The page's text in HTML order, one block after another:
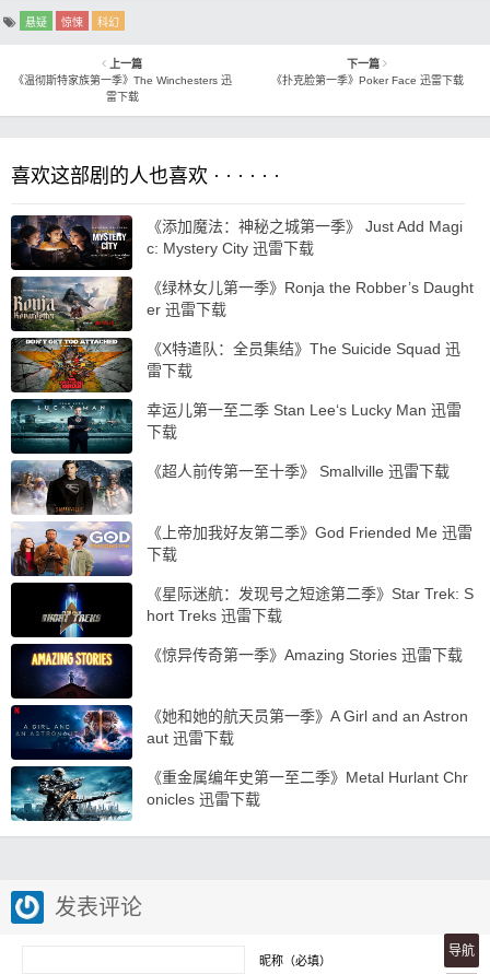
悬疑 惊悚 科幻
上一篇
《温彻斯特家族第一季》The Winchesters 迅
雷下载
下一篇
《扑克脸第一季》Poker Face 迅雷下载
喜欢这部剧的人也喜欢 · · · · · ·
《添加魔法：神秘之城第一季》 Just Add Magi
c: Mystery City 迅雷下载
《绿林女儿第一季》Ronja the Robber’s Daught
er 迅雷下载
《X特遣队：全员集结》The Suicide Squad 迅
雷下载
幸运儿第一至二季 Stan Lee‘s Lucky Man 迅雷
下载
《超人前传第一至十季》 Smallville 迅雷下载
《上帝加我好友第二季》God Friended Me 迅雷
下载
《星际迷航：发现号之短途第二季》Star Trek: S
hort Treks 迅雷下载
《惊异传奇第一季》Amazing Stories 迅雷下载
《她和她的航天员第一季》A Girl and an Astron
aut 迅雷下载
《重金属编年史第一至二季》Metal Hurlant Chr
onicles 迅雷下载
发表评论
昵称（必填）
导航